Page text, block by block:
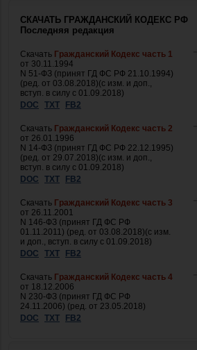
СКАЧАТЬ ГРАЖДАНСКИЙ КОДЕКС РФ
Последняя редакция
Скачать Гражданский Кодекс часть 1
от 30.11.1994
N 51-ФЗ (принят ГД ФС РФ 21.10.1994)
(ред. от 03.08.2018)(с изм. и доп.,
вступ. в силу с 01.09.2018)
DOC
TXT FB2
Скачать Гражданский Кодекс часть 2
от 26.01.1996
N 14-ФЗ (принят ГД ФС РФ 22.12.1995)
(ред. от 29.07.2018)(с изм. и доп.,
вступ. в силу с 01.09.2018)
DOC
TXT FB2
Скачать Гражданский Кодекс часть 3
от 26.11.2001
N 146-ФЗ (принят ГД ФС РФ
01.11.2011) (ред. от 03.08.2018)(с изм.
и доп., вступ. в силу с 01.09.2018)
DOC
TXT FB2
Скачать Гражданский Кодекс часть 4
от 18.12.2006
N 230-ФЗ (принят ГД ФС РФ
24.11.2006) (ред. от 23.05.2018)
DOC
TXT FB2